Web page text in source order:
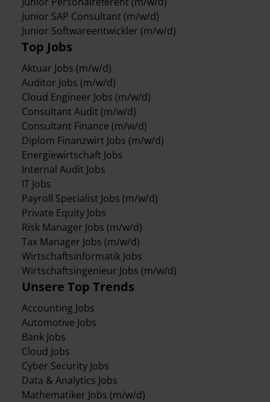
Top Jobs
Aktuar Jobs (m/w/d)
Auditor Jobs (m/w/d)
Cloud Engineer Jobs (m/w/d)
Consultant Audit (m/w/d)
Consultant Finance (m/w/d)
Diplom Finanzwirt Jobs (m/w/d)
Energiewirtschaft Jobs
Internal Audit Jobs
IT Jobs
Payroll Specialist Jobs (m/w/d)
Private Equity Jobs
Risk Manager Jobs (m/w/d)
Tax Manager Jobs (m/w/d)
Wirtschaftsinformatik Jobs
Wirtschaftsingenieur Jobs (m/w/d)
Junior SAP Consultant (m/w/d)
Junior Softwareentwickler (m/w/d)
Unsere Top Trends
Accounting Jobs
Automotive Jobs
Bank Jobs
Cloud Jobs
Cyber Security Jobs
Data & Analytics Jobs
Mathematiker Jobs (m/w/d)